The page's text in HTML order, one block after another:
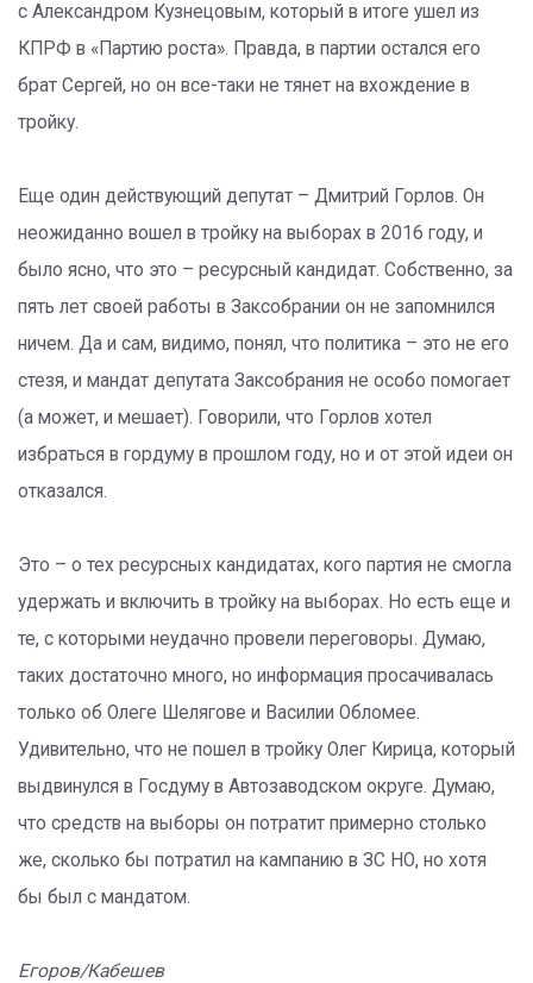
с Александром Кузнецовым, который в итоге ушел из
КПРФ в «Партию роста». Правда, в партии остался его
брат Сергей, но он все-таки не тянет на вхождение в
тройку.
Еще один действующий депутат – Дмитрий Горлов. Он
неожиданно вошел в тройку на выборах в 2016 году, и
было ясно, что это – ресурсный кандидат. Собственно, за
пять лет своей работы в Заксобрании он не запомнился
ничем. Да и сам, видимо, понял, что политика – это не его
стезя, и мандат депутата Заксобрания не особо помогает
(а может, и мешает). Говорили, что Горлов хотел
избраться в гордуму в прошлом году, но и от этой идеи он
отказался.
Это – о тех ресурсных кандидатах, кого партия не смогла
удержать и включить в тройку на выборах. Но есть еще и
те, с которыми неудачно провели переговоры. Думаю,
таких достаточно много, но информация просачивалась
только об Олеге Шелягове и Василии Обломее.
Удивительно, что не пошел в тройку Олег Кирица, который
выдвинулся в Госдуму в Автозаводском округе. Думаю,
что средств на выборы он потратит примерно столько
же, сколько бы потратил на кампанию в ЗС НО, но хотя
бы был с мандатом.
Егоров/Кабешев